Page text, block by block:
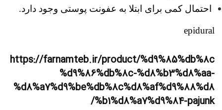
احتمال کمی برای ابتلا به عفونت پوستی وجود دارد.
epidural
https://farnamteb.ir/product/%d9%85%db%8c
%d9%86%db%8c-%d8%b3%d8%aa-
%d8%a7%d9%be%db%8c%d8%af%d9%88%d8
%b1%d8%a7%d9%84-pajunk/